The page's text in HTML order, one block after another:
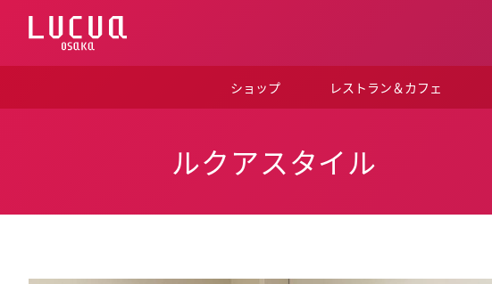
ス
ショップ レストラン＆カフェ
ルクアスタイル